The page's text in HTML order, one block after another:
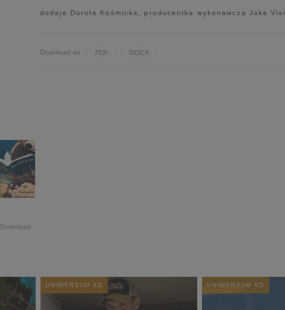
dodaje Dorota Kośmicka, producentka wykonawcza Jake
Download as PDF DOCX
Download
UNIWERSUM XD UNIWERSUM XD